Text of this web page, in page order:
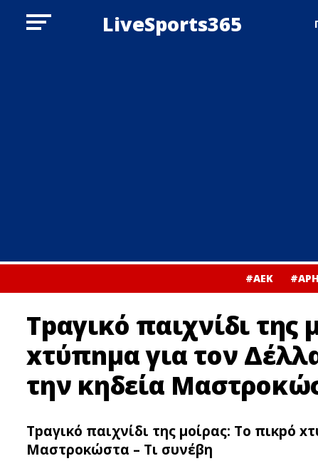
LiveSports365
#ΑΕΚ
Τpαγικό παιχνίδι της
xτύπnμα για τον
την κηδεία
Τpαγικό παιχνίδι της μοίρας: Το πικpό
Μαστροκώστα – Τι συνέβη